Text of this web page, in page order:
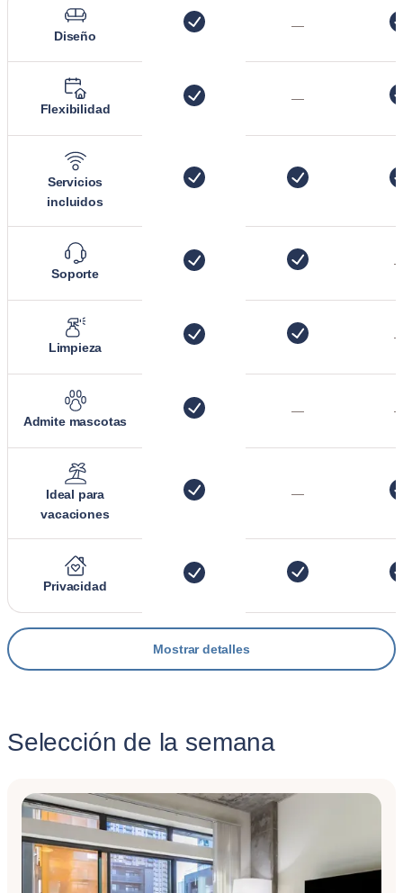
Diseño
—
Flexibilidad
—
Servicios
incluidos
Soporte
Limpieza
Admite mascotas
—
Ideal para
vacaciones
—
Privacidad
Mostrar detalles
Selección de la semana